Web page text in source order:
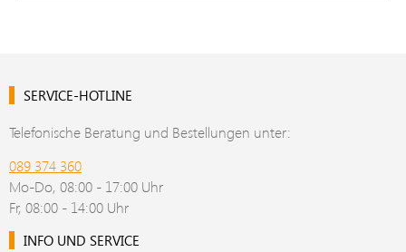
SERVICE-HOTLINE
Telefonische Beratung und Bestellungen unter:
089 374 360
Mo-Do, 08:00 - 17:00 Uhr
Fr, 08:00 - 14:00 Uhr
INFO UND SERVICE